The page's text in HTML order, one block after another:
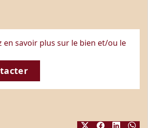
en savoir plus sur le bien et/ou le